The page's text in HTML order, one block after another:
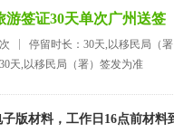
游签证30天单次广州送签
停留时长：30天,以移民局（
天,以移民局（署）签发为准
版材料，工作日16点前材料